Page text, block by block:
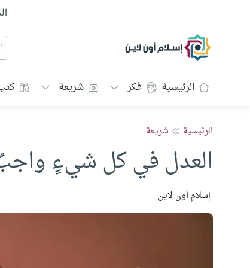
إسلام أون لاين
الرئيسية فكر شريعة
الرئيسية شريعة
العدل في كل شيءٍ
إسلام أون لاين